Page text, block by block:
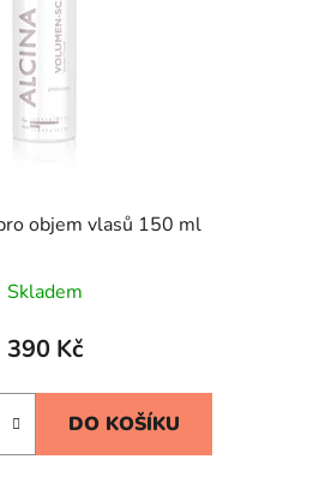
objem vlasů 150 ml
Skladem
390 Kč
DO KOŠÍKU